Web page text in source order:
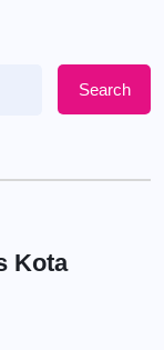
Search
Kota